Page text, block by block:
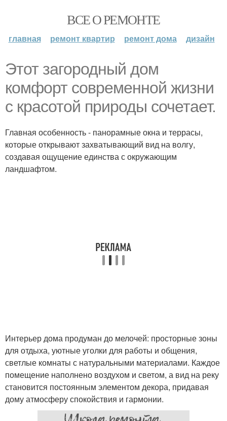
ВСЕ О РЕМОНТЕ
главная ремонт квартир ремонт дома дизайн
Этот загородный дом
комфорт современной жизни
с красотой природы сочетает.
Главная особенность - панорамные окна и террасы,
которые открывают захватывающий вид на волгу,
создавая ощущение единства с окружающим
ландшафтом.
Интерьер дома продуман до мелочей: просторные зоны
для отдыха, уютные уголки для работы и общения,
светлые комнаты с натуральными материалами. Каждое
помещение наполнено воздухом и светом, а вид на реку
становится постоянным элементом декора, придавая
дому атмосферу спокойствия и гармонии.